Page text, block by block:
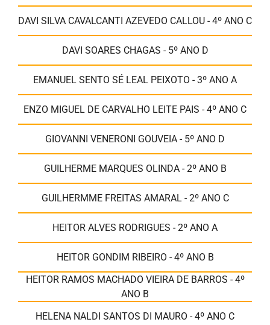
DAVI SILVA CAVALCANTI AZEVEDO CALLOU - 4º ANO C
DAVI SOARES CHAGAS - 5º ANO D
EMANUEL SENTO SÉ LEAL PEIXOTO - 3º ANO A
ENZO MIGUEL DE CARVALHO LEITE PAIS - 4º ANO C
GIOVANNI VENERONI GOUVEIA - 5º ANO D
GUILHERME MARQUES OLINDA - 2º ANO B
GUILHERMME FREITAS AMARAL - 2º ANO C
HEITOR ALVES RODRIGUES - 2º ANO A
HEITOR GONDIM RIBEIRO - 4º ANO B
HEITOR RAMOS MACHADO VIEIRA DE BARROS - 4º
ANO B
HELENA NALDI SANTOS DI MAURO - 4º ANO C